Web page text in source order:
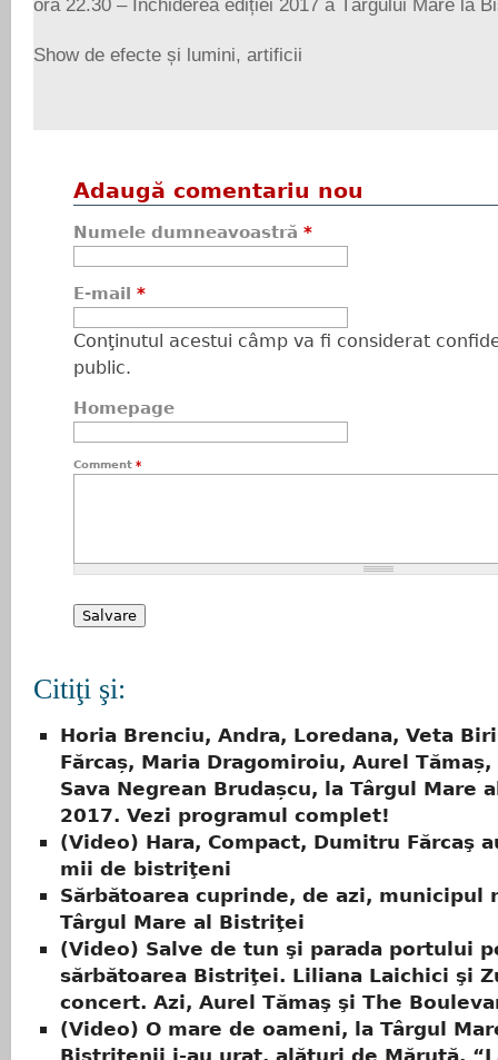
ora 22.30 – Închiderea ediției 2017 a Târgului Mare la
Show de efecte și lumini, artificii
Adaugă comentariu nou
Numele dumneavoastră *
E-mail *
Conţinutul acestui câmp va fi considerat
public.
Homepage
Comment *
Citiţi şi:
Horia Brenciu, Andra, Loredana, Veta
Fărcaș, Maria Dragomiroiu, Aurel
Sava Negrean Brudașcu, la Târgul Mare
2017. Vezi programul complet!
(Video) Hara, Compact, Dumitru Fărcaş
mii de bistriţeni
Sărbătoarea cuprinde, de azi, municipul
Târgul Mare al Bistriţei
(Video) Salve de tun şi parada portului
sărbătoarea Bistriţei. Liliana Laichici şi
concert. Azi, Aurel Tămaş şi The
(Video) O mare de oameni, la Târgul